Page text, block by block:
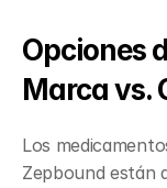
Opciones
Marca vs.
Los
Zepbound están